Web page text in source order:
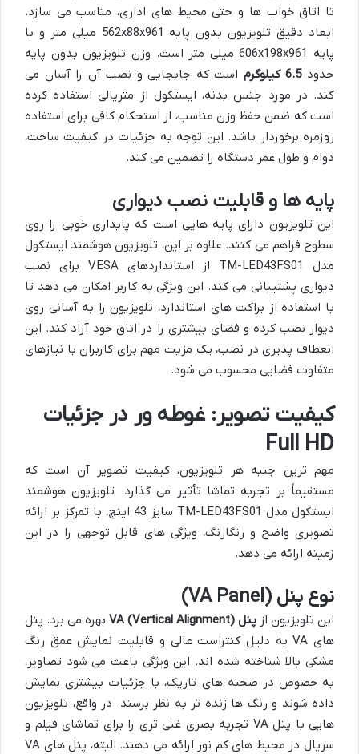
تا اتاق خواب ها و حتی محیط های اداری، مناسب می سازد.
ابعاد دقیق تلویزیون بدون پایه 562x88x961 میلی متر
و با
پایه 606x198x961 میلی متر
است. وزن تلویزیون بدون پایه
حدود6.5 کیلوگرم
است که جابجایی و نصب آن را آسان می
کند. در مورد جنس بدنه، ایستکول از متریالی استفاده کرده
است که ضمن حفظ وزن مناسب، از استحکام کافی برای استفاده
روزمره برخوردار باشد. این توجه به جزئیات در کیفیت ساخت،
دوام و طول عمر دستگاه را تضمین می کند.
پایه ها و قابلیت نصب دیواری
این تلویزیون دارای پایه هایی است که پایداری خوبی را روی
سطوح فراهم می کنند. علاوه بر این، تلویزیون هوشمند ایستکول
مدل TM-LED43FS01 از استانداردهای VESA برای نصب
دیواری پشتیبانی می کند. این ویژگی به کاربر امکان می دهد تا
با استفاده از براکت های استاندارد، تلویزیون را به آسانی روی
دیوار نصب کرده و فضای بیشتری را در اتاق خود آزاد کند. این
انعطاف پذیری در نصب، یک مزیت مهم برای کاربران با نیازهای
متفاوت فضایی محسوب می شود.
کیفیت تصویر: غوطه ور در جزئیات
Full HD
مهم ترین جنبه هر تلویزیون، کیفیت تصویر آن است که
مستقیماً بر تجربه تماشا تأثیر می گذارد. تلویزیون هوشمند
ایستکول مدل TM-LED43FS01 سایز 43 اینچ، با تمرکز بر ارائه
تصویری واضح و رنگارنگ، ویژگی های قابل توجهی را در این
زمینه ارائه می دهد.
نوع پنل (VA Panel)
این تلویزیون از پنل VA (Vertical Alignment)
بهره می برد. پنل
های VA به دلیل کنتراست عالی و قابلیت نمایش عمق رنگ
مشکی بالا شناخته شده اند. این ویژگی باعث می شود تصاویر،
به خصوص در صحنه های تاریک، با جزئیات بیشتری نمایش
داده شوند و رنگ ها زنده تر به نظر برسند. در واقع، تلویزیون
هایی با پنل VA تجربه بصری غنی تری را برای تماشای فیلم و
سریال در محیط های کم نور ارائه می دهند. البته، پنل های VA